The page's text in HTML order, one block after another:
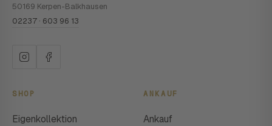
50169 Kerpen-Balkhausen
02237 · 603 96 13
SHOP
Eigenkollektion
ANKAUF
Ankauf